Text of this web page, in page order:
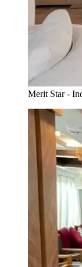
Merit Star -